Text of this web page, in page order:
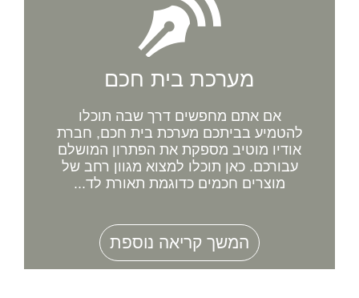
מערכת בית חכם
אם אתם מחפשים דרך שבה תוכלו
להטמיע בביתכם מערכת בית חכם, חברת
אודיו מוטיב מספקת את הפתרון המושלם
עבורכם. כאן תוכלו למצוא מגוון רחב של
מוצרים חכמים כדוגמת תאורת לד...
המשך קריאה נוספת